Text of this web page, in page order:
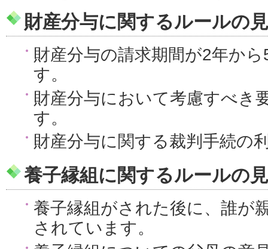
財産分与に関するルールの
財産分与の請求期間が2年か
す。
財産分与において考慮すべき
す。
財産分与に関する裁判手続の
養子縁組に関するルールの
養子縁組がされた後に、誰が
されています。